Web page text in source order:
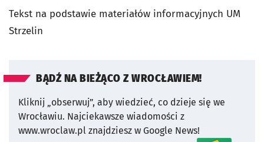
Tekst na podstawie materiałów informacyjnych UM
Strzelin
BĄDŹ NA BIEŻĄCO Z WROCŁAWIEM!
Kliknij „obserwuj”, aby wiedzieć, co dzieje się we
Wrocławiu. Najciekawsze wiadomości z
www.wroclaw.pl znajdziesz w Google News!